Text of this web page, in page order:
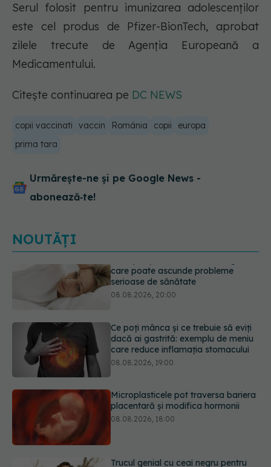
Serul folosit pentru imunizarea adolescenților
este cel produs de Pfizer-BionTech, aprobat
zilele trecute de Agenția Europeană a
Medicamentului.
Citește continuarea pe DC NEWS
copii vaccinati vaccin România copii
europa
prima tara
Urmărește-ne și pe Google News -
abonează‑te!
NOUTĂȚI
Ce poți mânca și ce trebuie să eviți
dacă ai gastrită: exemplu de meniu
Microplasticele pot traversa bariera
placentară și modifica hormonii
Trucul genial cu ceai negru pentru